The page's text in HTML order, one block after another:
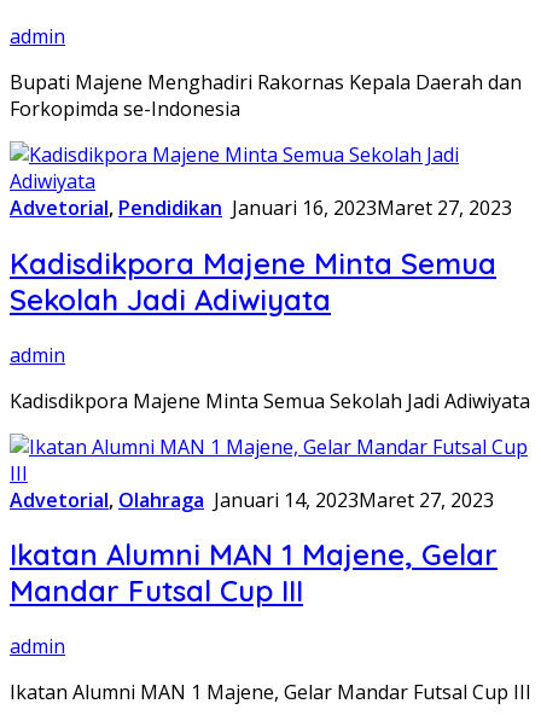
admin
Bupati Majene Menghadiri Rakornas Kepala Daerah dan
Forkopimda se-Indonesia
Advetorial, Pendidikan Januari 16, 2023Maret 27, 2023
Kadisdikpora Majene Minta Semua
Sekolah Jadi Adiwiyata
admin
Kadisdikpora Majene Minta Semua Sekolah Jadi Adiwiyata
Advetorial, Olahraga Januari 14, 2023Maret 27, 2023
Ikatan Alumni MAN 1 Majene, Gelar
Mandar Futsal Cup III
admin
Ikatan Alumni MAN 1 Majene, Gelar Mandar Futsal Cup III